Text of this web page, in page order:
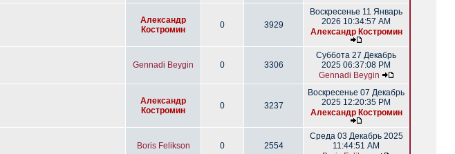
Александр
Костромин
0 3929
Воскресенье 11 Январь
2026 10:34:57 AM
Александр Костромин
Gennadi Beygin 0 3306
Суббота 27 Декабрь
2025 06:37:08 PM
Gennadi Beygin
Александр
Костромин
0 3237
Воскресенье 07 Декабрь
2025 12:20:35 PM
Александр Костромин
Boris Felikson 0 2554
Среда 03 Декабрь 2025
11:44:51 AM